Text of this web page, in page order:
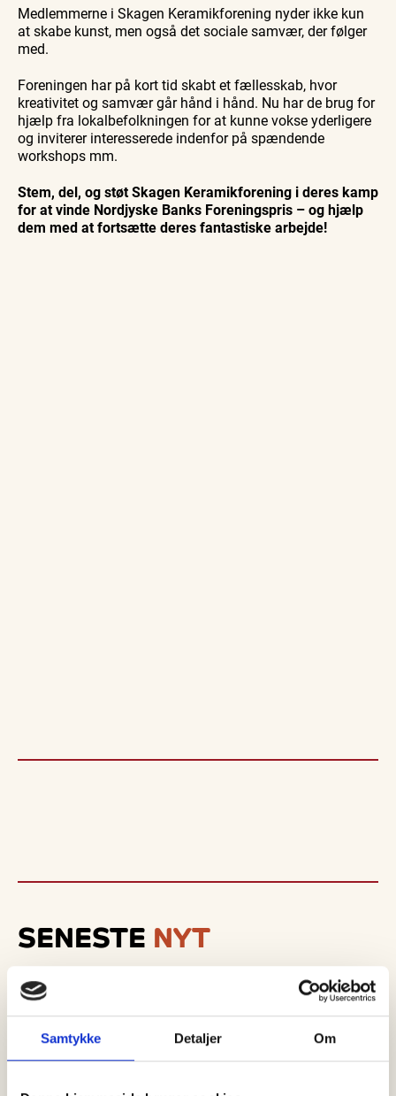
Samtykke Detaljer Om
Medlemmerne i Skagen Keramikforening nyder ikke kun
at skabe kunst, men også det sociale samvær, der følger
med.
Foreningen har på kort tid skabt et fællesskab, hvor
kreativitet og samvær går hånd i hånd. Nu har de brug for
hjælp fra lokalbefolkningen for at kunne vokse yderligere
og inviterer interesserede indenfor på spændende
workshops mm.
Stem, del, og støt Skagen Keramikforening i deres kamp
for at vinde Nordjyske Banks Foreningspris – og hjælp
dem med at fortsætte deres fantastiske arbejde!
SENESTE NYT